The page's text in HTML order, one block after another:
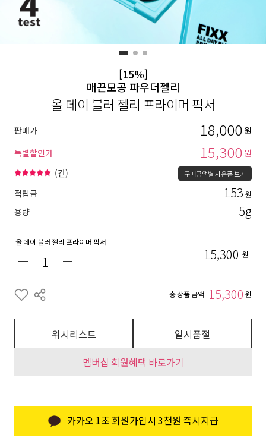
[15%]
매끈모공 파우더젤리
올 데이 블러 젤리 프라이머 픽서
판매가 18,000 원
특별할인가
15,300 원
(건) 구매금액별 사은품 보기
적립금 153 원
용량 5g
올 데이 블러 젤리 프라이머 픽서
15,300 원
총 상품 금액 15,300 원
위시리스트
일시품절
멤버십 회원혜택 바로가기
카카오 1초 회원가입시 3천원 즉시지급